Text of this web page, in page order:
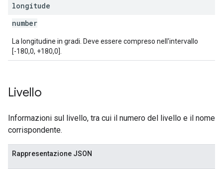
longitude
number
La longitudine in gradi. Deve essere compreso nell'intervallo
[-180,0, +180,0].
Livello
Informazioni sul livello, tra cui il numero del livello e il nome
corrispondente.
Rappresentazione JSON